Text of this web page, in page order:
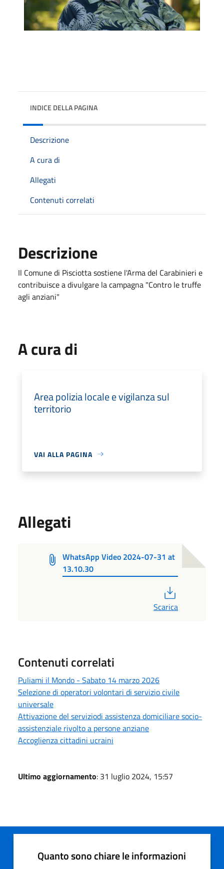
INDICE DELLA PAGINA
Descrizione
A cura di
Allegati
Contenuti correlati
Descrizione
Il Comune di Pisciotta sostiene l'Arma del Carabinieri e
contribuisce a divulgare la campagna "Contro le truffe
agli anziani"
A cura di
Area polizia locale e vigilanza sul
territorio
VAI ALLA PAGINA
Allegati
WhatsApp Video 2024-07-31 at
13.10.30
Scarica
Contenuti correlati
Puliami il Mondo - Sabato 14 marzo 2026
Selezione di operatori volontari di servizio civile
universale
Attivazione del serviziodi assistenza domiciliare socio-
assistenziale rivolto a persone anziane
Accoglienza cittadini ucraini
Ultimo aggiornamento: 31 luglio 2024, 15:57
Quanto sono chiare le informazioni